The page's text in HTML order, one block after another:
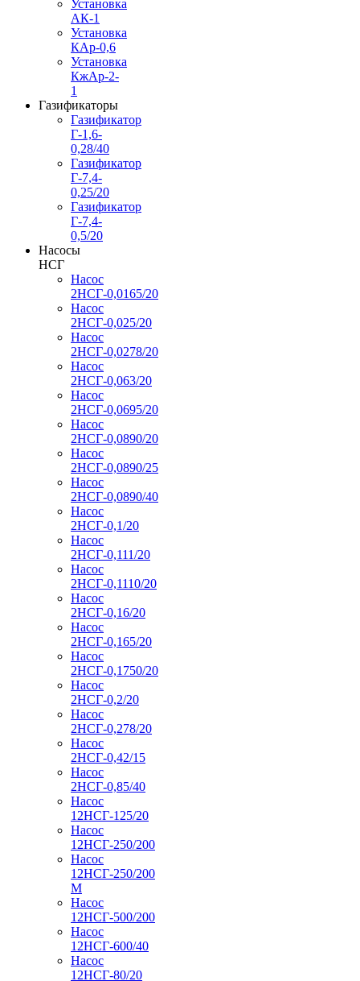
Установка
АК-1
Установка
КАр-0,6
Установка
КжАр-2-
1
Газификаторы
Газификатор
Г-1,6-
0,28/40
Газификатор
Г-7,4-
0,25/20
Газификатор
Г-7,4-
0,5/20
Насосы
НСГ
Насос
2НСГ-0,0165/20
Насос
2НСГ-0,025/20
Насос
2НСГ-0,0278/20
Насос
2НСГ-0,063/20
Насос
2НСГ-0,0695/20
Насос
2НСГ-0,0890/20
Насос
2НСГ-0,0890/25
Насос
2НСГ-0,0890/40
Насос
2НСГ-0,1/20
Насос
2НСГ-0,111/20
Насос
2НСГ-0,1110/20
Насос
2НСГ-0,16/20
Насос
2НСГ-0,165/20
Насос
2НСГ-0,1750/20
Насос
2НСГ-0,2/20
Насос
2НСГ-0,278/20
Насос
2НСГ-0,42/15
Насос
2НСГ-0,85/40
Насос
12НСГ-125/20
Насос
12НСГ-250/200
Насос
12НСГ-250/200
М
Насос
12НСГ-500/200
Насос
12НСГ-600/40
Насос
12НСГ-80/20